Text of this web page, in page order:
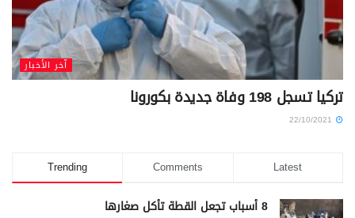
آخر الأخبار
تركيا تسجل 198 وفاة جديدة بكورونا
Trending Comments Latest
8 أسباب تجعل القطة تأكل صغارها